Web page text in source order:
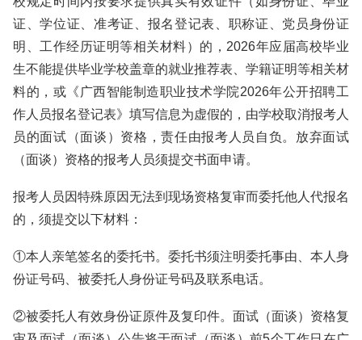
证、学位证、准考证、报名登记表、职称证、党员身份证
明、工作经历证明等相关材料）的，2026年应届高校毕业
生不能提供毕业学校盖章的就业推荐表、学籍证明等相关材
料的，或《广西智能制造职业技术学院2026年公开招聘工
作人员报名登记表》填写信息为虚假的，由学校取消报考人
员的面试（面谈）资格，责任由报考人员自负。放弃面试
（面谈）资格的报考人员须提交书面申请。
报考人员因特殊原因无法到现场资格复审而委托他人代报名
的，须提交以下材料：
①本人亲笔签名的委托书。委托书须注明委托事由、本人身
份证号码、被委托人身份证号码及联系电话。
②被委托人有效身份证原件及复印件。面试（面谈）资格复